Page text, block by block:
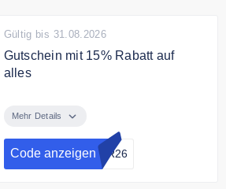
Gültig bis 31.08.2026
Gutschein mit 15% Rabatt auf
alles
Home Deluxe Gutscheincode auf
das gesamte Sortiment
Mehr Details
Code anzeigen ER26